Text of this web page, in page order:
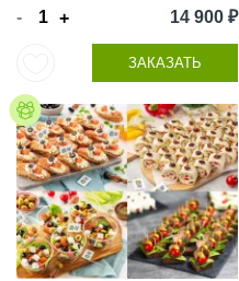
- + 14 900 ₽
ЗАКАЗАТЬ